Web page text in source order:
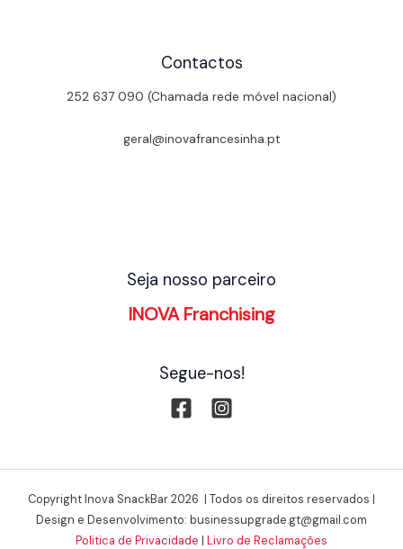
Contactos
252 637 090 (Chamada rede móvel nacional)
geral@inovafrancesinha.pt
Seja nosso parceiro
INOVA Franchising
Segue-nos!
Copyright Inova SnackBar 2026 | Todos os direitos reservados |
Design e Desenvolvimento: businessupgrade.gt@gmail.com
Politica de Privacidade | Livro de Reclamações